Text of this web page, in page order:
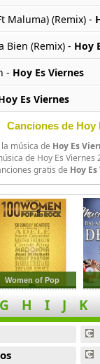
Maluma) (Remix) -
Bien (Remix) - Hoy
- Hoy Es Viernes
Es Viernes
-Hoy Es
El -Hoy Es
Es Viernes
Es Viernes
Es Viernes
-Hoy Es Viernes
Hoy Es Viernes
(Remix) -
Hoy
-
Hoy Es
Canciones de Hoy
música de Hoy Es
de Hoy Es Viernes
gratis de Hoy
Women of Pop
G H I J K